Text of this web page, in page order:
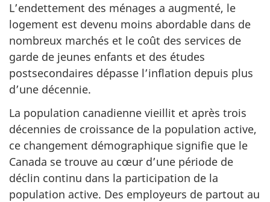
L’endettement des ménages a augmenté, le
logement est devenu moins abordable dans de
nombreux marchés et le coût des services de
garde de jeunes enfants et des études
postsecondaires dépasse l’inflation depuis plus
d’une décennie.
La population canadienne vieillit et après trois
décennies de croissance de la population active,
ce changement démographique signifie que le
Canada se trouve au cœur d’une période de
déclin continu dans la participation de la
population active. Des employeurs de partout au